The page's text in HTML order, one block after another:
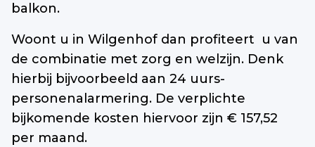
balkon.
Woont u in Wilgenhof dan profiteert u van
de combinatie met zorg en welzijn. Denk
hierbij bijvoorbeeld aan 24 uurs-
personenalarmering. De verplichte
bijkomende kosten hiervoor zijn € 157,52
per maand.